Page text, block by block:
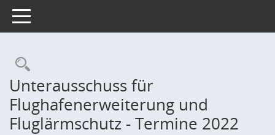
Toggle navigation
Rechercheauswahl
Unterausschuss für
Flughafenerweiterung und
Fluglärmschutz - Termine 2022